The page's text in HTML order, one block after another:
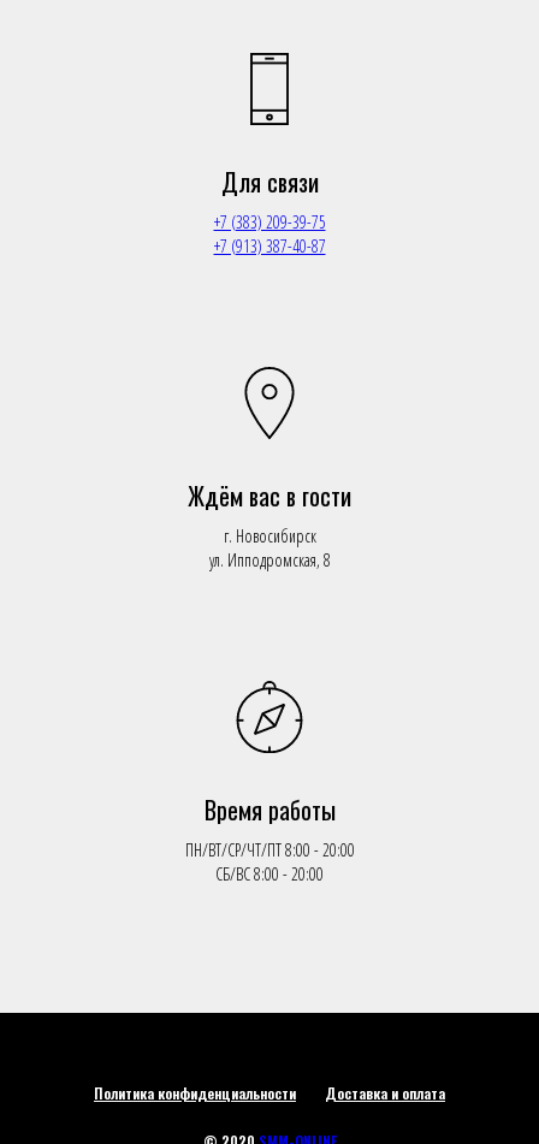
Для связи
+7 (383) 209-39-75
+7 (913) 387-40-87
Ждём вас в гости
г. Новосибирск
ул. Ипподромская, 8
Время работы
ПН/ВТ/СР/ЧТ/ПТ 8:00 - 20:00
СБ/ВС 8:00 - 20:00
Политика конфиденциальности Доставка и оплата